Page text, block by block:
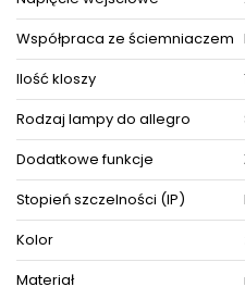
Produkt posiada certyfikaty
GWARANCJĄ PRODUCENTA.
Zestaw zawiera instrukcję
do złożenia sprzętu.
ZOBACZ PODOBNE PRODUKTY W
Współpraca ze ściemniaczem
Ilość kloszy
Rodzaj lampy do allegro
Dodatkowe funkcje
Stopień szczelności (IP)
Kolor
Materiał